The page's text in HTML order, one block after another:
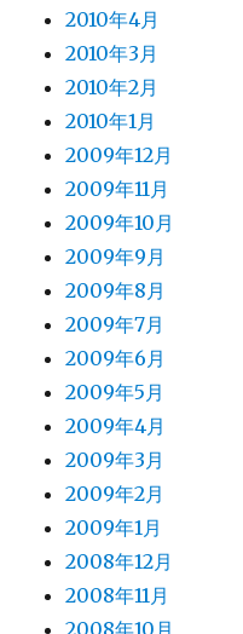
2010年4月
2010年3月
2010年2月
2010年1月
2009年12月
2009年11月
2009年10月
2009年9月
2009年8月
2009年7月
2009年6月
2009年5月
2009年4月
2009年3月
2009年2月
2009年1月
2008年12月
2008年11月